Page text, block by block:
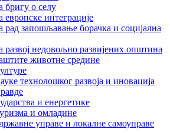
бригу о селу
европске интеграције
рад запошљавање борачка и социјална
развој недовољно развијених општина
животне средине
технолошког развоја и иновација
и енергетике
и омладине
управе и локалне самоуправе